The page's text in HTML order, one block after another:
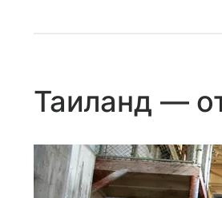
Таиланд —